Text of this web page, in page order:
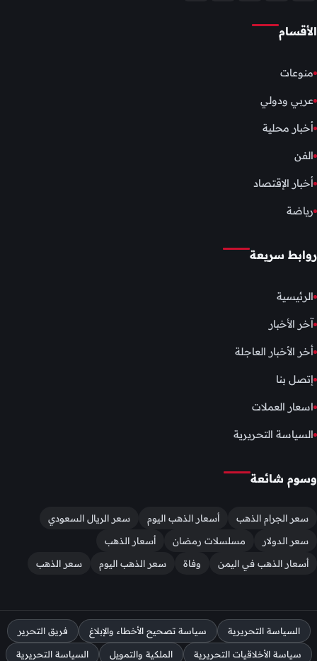
الأقسام
منوعات
عربي ودولي
أخبار محلية
الفن
أخبار الإقتصاد
رياضة
روابط سريعة
الرئيسية
آخر الأخبار
أخر الأخبار العاجلة
إتصل بنا
اسعار العملات
السياسة التحريرية
وسوم شائعة
سعر الجرام الذهب أسعار الذهب اليوم
سعر الريال السعودي
سعر الدولار
مسلسلات رمضان
أسعار الذهب
أسعار الذهب في اليمن
وفاة سعر الذهب اليوم سعر الذهب
السياسة التحريرية سياسة تصحيح الأخطاء والإبلاغ فريق التحرير
سياسة الأخلاقيات التحريرية الملكية والتمويل السياسة التحريرية